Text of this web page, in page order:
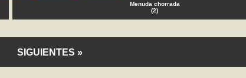
Menuda chorrada
(2)
SIGUIENTES »